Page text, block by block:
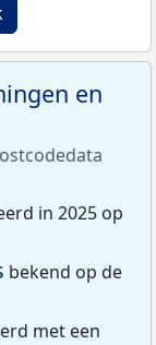
en
in 2025 op
bekend op de
met een